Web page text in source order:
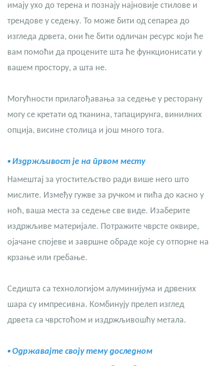
имају ухо до терена и познају најновије стилове и
трендове у седењу. То може бити од сепареа до
изгледа дрвета, они ће бити одличан ресурс који ће
вам помоћи да процените шта ће функционисати у
вашем простору, а шта не.
Могућности прилагођавања за седење у ресторану
могу се кретати од тканина, тапацирунга, винилних
опција, висине столица и још много тога.
▪ Издржљивост је на првом месту
Намештај за угоститељство ради више него што
мислите. Између гужве за ручком и пића до касно у
ноћ, ваша места за седење све виде. Изаберите
издржљиве материјале. Потражите чврсте оквире,
ојачане спојеве и завршне обраде које су отпорне на
крзање или гребање.
Седишта са технологијом алуминијума и дрвених
шара су импресивна. Комбинују прелеп изглед
дрвета са чврстоћом и издржљивошћу метала.
▪ Одржавајте своју тему доследном